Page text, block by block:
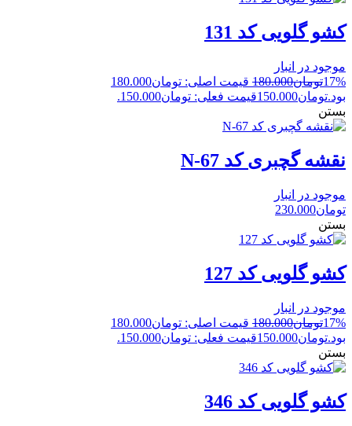
کشو گلویی کد 131
موجود در انبار
17%تومان180.000
قیمت اصلی: تومان180.000
بود.تومان150.000قیمت فعلی: تومان150.000.
بستن
نقشه گچبری کد N-67
موجود در انبار
تومان230.000
بستن
کشو گلویی کد 127
موجود در انبار
17%تومان180.000
قیمت اصلی: تومان180.000
بود.تومان150.000قیمت فعلی: تومان150.000.
بستن
کشو گلویی کد 346